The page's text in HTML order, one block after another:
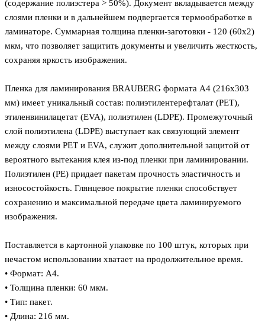
(содержание полиэстера > 50%). Документ вкладывается между
слоями пленки и в дальнейшем подвергается термообработке в
ламинаторе. Суммарная толщина пленки-заготовки - 120 (60х2)
мкм, что позволяет защитить документы и увеличить жесткость,
сохраняя яркость изображения.
Пленка для ламинирования BRAUBERG формата А4 (216х303
мм) имеет уникальный состав: полиэтилентерефталат (PET),
этиленвинилацетат (EVA), полиэтилен (LDPE). Промежуточный
слой полиэтилена (LDPE) выступает как связующий элемент
между слоями PET и EVA, служит дополнительной защитой от
вероятного вытекания клея из-под пленки при ламинировании.
Полиэтилен (PE) придает пакетам прочность эластичность и
износостойкость. Глянцевое покрытие пленки способствует
сохранению и максимальной передаче цвета ламинируемого
изображения.
Поставляется в картонной упаковке по 100 штук, которых при
нечастом использовании хватает на продолжительное время.
• Формат: А4.
• Толщина пленки: 60 мкм.
• Тип: пакет.
• Длина: 216 мм.